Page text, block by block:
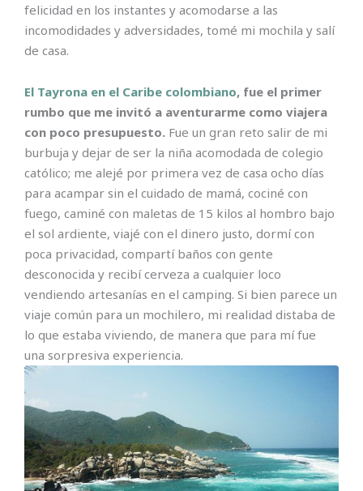
felicidad en los instantes y acomodarse a las
incomodidades y adversidades, tomé mi mochila y salí
de casa.
El Tayrona en el Caribe colombiano, fue el primer
rumbo que me invitó a aventurarme como viajera
con poco presupuesto. Fue un gran reto salir de mi
burbuja y dejar de ser la niña acomodada de colegio
católico; me alejé por primera vez de casa ocho días
para acampar sin el cuidado de mamá, cociné con
fuego, caminé con maletas de 15 kilos al hombro bajo
el sol ardiente, viajé con el dinero justo, dormí con
poca privacidad, compartí baños con gente
desconocida y recibí cerveza a cualquier loco
vendiendo artesanías en el camping. Si bien parece un
viaje común para un mochilero, mi realidad distaba de
lo que estaba viviendo, de manera que para mí fue
una sorpresiva experiencia.